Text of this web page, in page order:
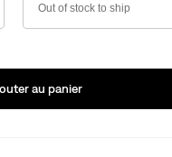
Out of stock to ship
au panier